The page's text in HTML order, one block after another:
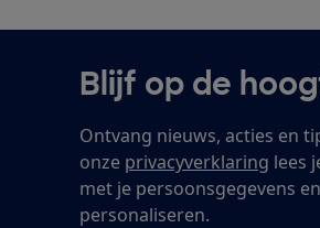
Blijf op de
Ontvang nieuws, acties en
onze privacyverklaring lees
met je persoonsgegevens
personaliseren.